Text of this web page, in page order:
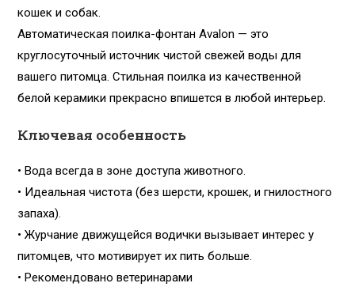
кошек и собак.
Автоматическая поилка-фонтан Avalon — это
круглосуточный источник чистой свежей воды для
вашего питомца. Стильная поилка из качественной
белой керамики прекрасно впишется в любой интерьер.
Ключевая особенность
• Вода всегда в зоне доступа животного.
• Идеальная чистота (без шерсти, крошек, и гнилостного
запаха).
• Журчание движущейся водички вызывает интерес у
питомцев, что мотивирует их пить больше.
• Рекомендовано ветеринарами